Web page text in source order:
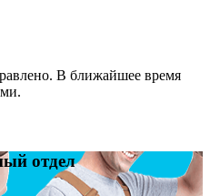
В ближайшее время
отдел